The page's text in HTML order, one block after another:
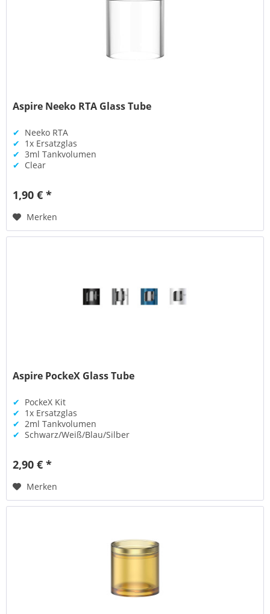
Aspire Neeko RTA Glass Tube
✔ Neeko RTA
✔ 1x Ersatzglas
✔ 3ml Tankvolumen
✔ Clear
1,90 € *
Merken
Aspire PockeX Glass Tube
✔ PockeX Kit
✔ 1x Ersatzglas
✔ 2ml Tankvolumen
✔ Schwarz/Weiß/Blau/Silber
2,90 € *
Merken